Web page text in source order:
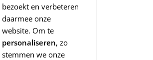
bezoekt en verbeteren
daarmee onze
website. Om te
personaliseren, zo
stemmen we onze